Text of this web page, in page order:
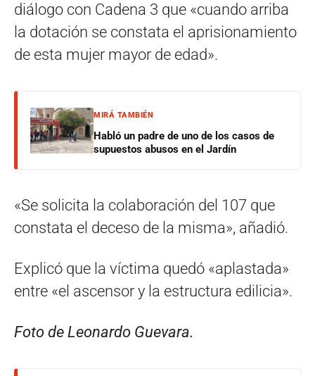
diálogo con Cadena 3 que «cuando arriba
la dotación se constata el aprisionamiento
de esta mujer mayor de edad».
MIRÁ TAMBIÉN
Habló un padre de uno de los casos de
supuestos abusos en el Jardín
«Se solicita la colaboración del 107 que
constata el deceso de la misma», añadió.
Explicó que la víctima quedó «aplastada»
entre «el ascensor y la estructura edilicia».
Foto de Leonardo Guevara.